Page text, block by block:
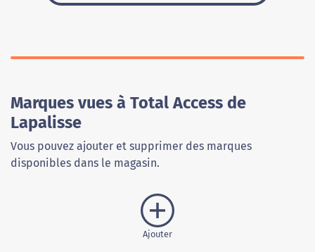
Marques vues à Total Access de
Lapalisse
Vous pouvez ajouter et supprimer des marques
disponibles dans le magasin.
Ajouter